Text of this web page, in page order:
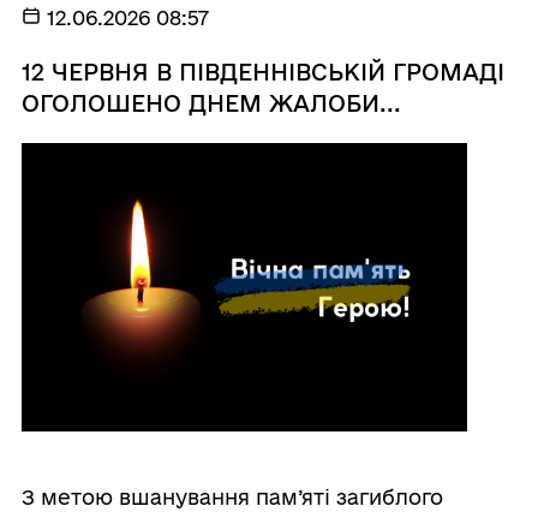
12.06.2026 08:57
12 ЧЕРВНЯ В ПІВДЕННІВСЬКІЙ ГРОМАДІ
ОГОЛОШЕНО ДНЕМ ЖАЛОБИ...
З метою вшанування пам’яті загиблого